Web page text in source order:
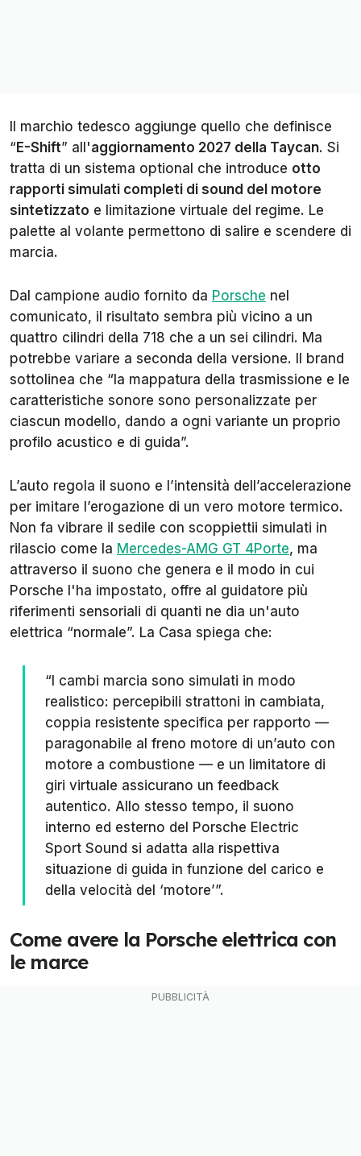
Il marchio tedesco aggiunge quello che definisce
“ E-Shift” all'aggiornamento 2027 della Taycan. Si
tratta di un sistema optional che introduce otto
rapporti simulati completi di sound del motore
sintetizzato e limitazione virtuale del regime. Le
palette al volante permettono di salire e scendere di
marcia.
Dal campione audio fornito da Porsche nel
comunicato, il risultato sembra più vicino a un
quattro cilindri della 718 che a un sei cilindri. Ma
potrebbe variare a seconda della versione. Il brand
sottolinea che “la mappatura della trasmissione e le
caratteristiche sonore sono personalizzate per
ciascun modello, dando a ogni variante un proprio
profilo acustico e di guida”.
L’auto regola il suono e l’intensità dell’accelerazione
per imitare l’erogazione di un vero motore termico.
Non fa vibrare il sedile con scoppiettii simulati in
rilascio come la Mercedes-AMG GT 4Porte, ma
attraverso il suono che genera e il modo in cui
Porsche l'ha impostato, offre al guidatore più
riferimenti sensoriali di quanti ne dia un'auto
elettrica “normale”. La Casa spiega che:
“I cambi marcia sono simulati in modo
realistico: percepibili strattoni in cambiata,
coppia resistente specifica per rapporto —
paragonabile al freno motore di un’auto con
motore a combustione — e un limitatore di
giri virtuale assicurano un feedback
autentico. Allo stesso tempo, il suono
interno ed esterno del Porsche Electric
Sport Sound si adatta alla rispettiva
situazione di guida in funzione del carico e
della velocità del ‘motore’”.
Come avere la Porsche elettrica con
le marce